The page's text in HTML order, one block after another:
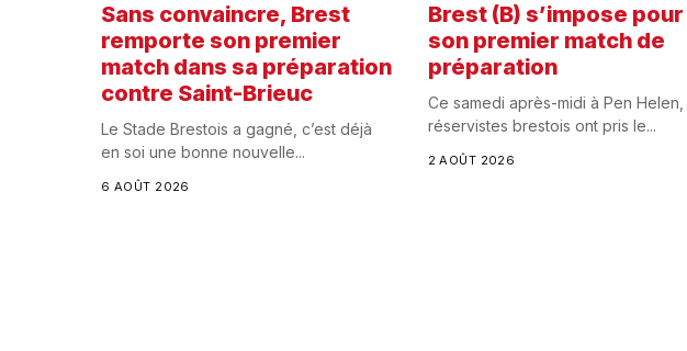
Sans convaincre, Brest
remporte son premier
match dans sa préparation
contre Saint-Brieuc
Le Stade Brestois a gagné, c’est déjà
en soi une bonne nouvelle...
6 AOÛT 2026
Brest (B) s’impose pour
son premier match de
préparation
Ce samedi après-midi à Pen Helen,
réservistes brestois ont pris le...
2 AOÛT 2026